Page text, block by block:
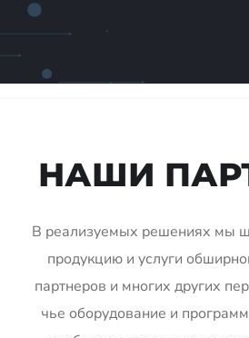
НАШИ
В реализуемых решениях мы
продукцию и услуги
партнеров и многих других
чье оборудование и